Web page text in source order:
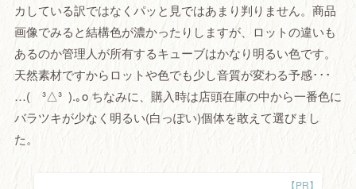
カしている訳ではなくパッと見ではあまり判りません。商品
画像でみると結構色が濃かったりしますが、ロットの違いも
あるのか管理人が所有するキューブはかなり明るい色です。
天然素材ですからロットや色でも少し音質が変わる予感･･･
…( ³△³ ).｡o ちなみに、購入時は店頭在庫の中から一番色に
バラツキが少なく明るい(白っぽい)個体を敢えて選びまし
た。